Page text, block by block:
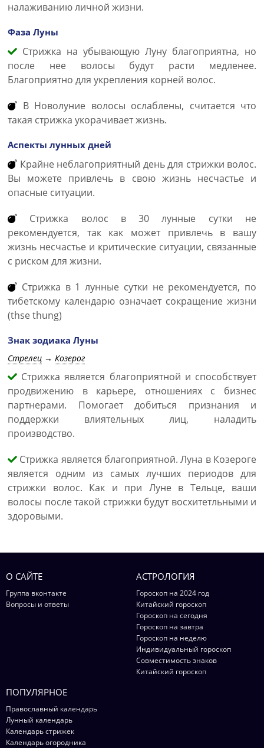
налаживанию личной жизни.
Фаза Луны
Стрижка на убывающую Луну благоприятна, но
после нее волосы будут расти медленее.
Благоприятно для укрепления корней волос.
В Новолуние волосы ослаблены, считается что
такая стрижка укорачивает жизнь.
Аспекты лунных дней
Крайне неблагоприятный день для стрижки волос.
Вы можете привлечь в свою жизнь несчастье и
опасные ситуации.
Стрижка волос в 30 лунные сутки не
рекомендуется, так как может привлечь в вашу
жизнь несчастье и критические ситуации, связанные
с риском для жизни.
Стрижка в 1 лунные сутки не рекомендуется, по
тибетскому календарю означает сокращение жизни
(thse thung)
Знак зодиака Луны
Стрелец → Козерог
Стрижка является благоприятной и способствует
продвижению в карьере, отношениях с бизнес
партнерами. Помогает добиться признания и
поддержки влиятельных лиц, наладить
производство.
Стрижка является благоприятной. Луна в Козероге
является одним из самых лучших периодов для
стрижки волос. Как и при Луне в Тельце, ваши
волосы после такой стрижки будут восхитетльными и
здоровыми.
О САЙТЕ
Группа вконтакте
Вопросы и ответы
АСТРОЛОГИЯ
Гороскоп на 2024 год
Китайский гороскоп
Гороскоп на сегодня
Гороскоп на завтра
Гороскоп на неделю
Индивидуальный гороскоп
Совместимость знаков
Китайский гороскоп
ПОПУЛЯРНОЕ
Православный календарь
Лунный календарь
Календарь стрижек
Календарь огородника